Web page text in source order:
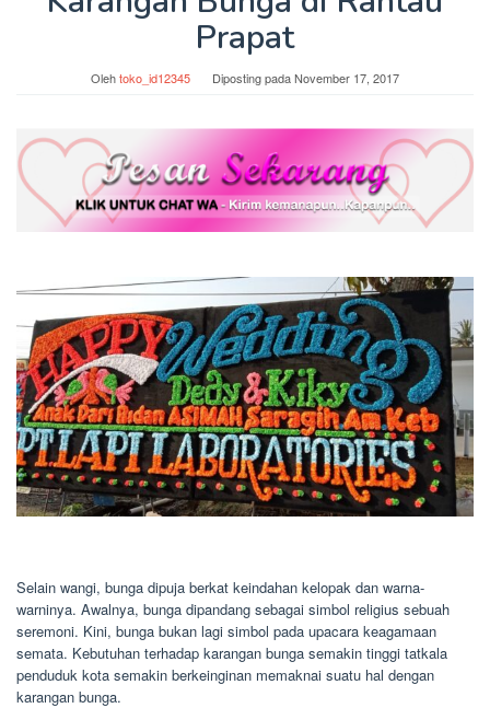
Prapat
Olehtoko_id12345 Diposting padaNovember 17, 2017
Selain wangi, bunga dipuja berkat keindahan kelopak dan warna-
warninya. Awalnya, bunga dipandang sebagai simbol religius sebuah
seremoni. Kini, bunga bukan lagi simbol pada upacara keagamaan
semata. Kebutuhan terhadap karangan bunga semakin tinggi tatkala
penduduk kota semakin berkeinginan memaknai suatu hal dengan
karangan bunga.